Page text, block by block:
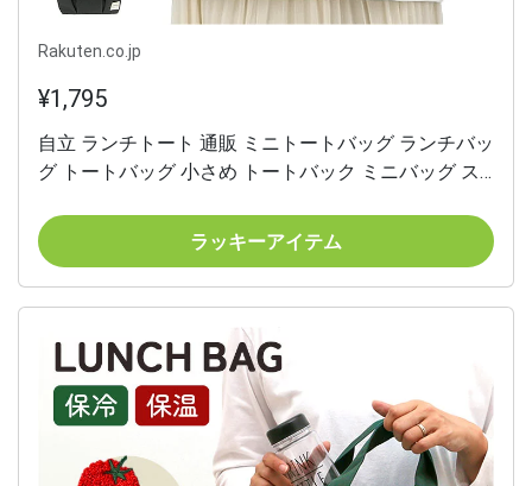
Rakuten.co.jp
¥1,795
自立 ランチトート 通販 ミニトートバッグ ランチバッ
グ トートバッグ 小さめ トートバック ミニバッグ ス
ト付き コンパクト シンプル 無地 ナチュラル 通勤 通
学 お散歩 かわいい おしゃれ レディース
ラッキーアイテム